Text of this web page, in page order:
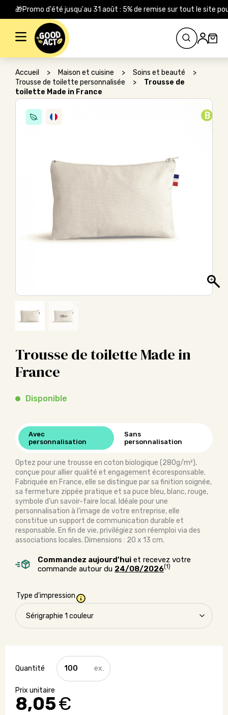
🎁Promo d'été jusqu'au 31 août : 5% de remise sur tout le site
Rechercher :
Accueil > Maison et cuisine > Soins et beauté
>
Trousse de toilette personnalisée
>
Trousse de
toilette Made in France
B
Trousse de toilette Made in
France
Disponible
Avec
personnalisation
Sans
personnalisation
Optez pour une trousse en coton biologique (280g/m²),
conçue pour allier qualité et engagement écoresponsable.
Fabriquée en France, elle se distingue par sa finition soignée,
sa fermeture zippée pratique et sa puce bleu, blanc, rouge,
symbole d’un savoir-faire local. Idéale pour une
personnalisation à l’image de votre entreprise, elle
constitue un support de communication durable et
responsable. En fin de vie, privilégiez son réemploi via des
associations locales. Dimensions : 20 x 13 cm.
Commandez aujourd'hui et recevez votre
commande autour du 24/08/2026(1)
Type d'impression
8,05€
quantité
de
Trousse
toilette
Made